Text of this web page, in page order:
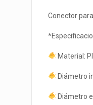
Conector
Material:
Diámetro
Diámetro